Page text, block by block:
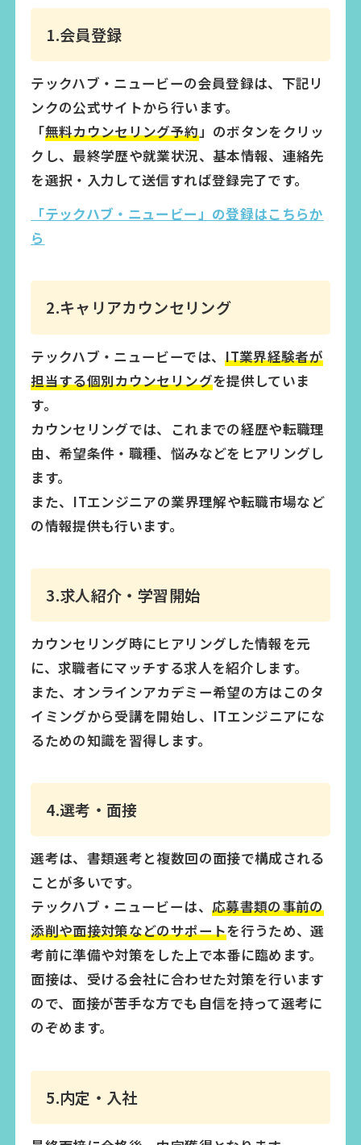
1.会員登録
テックハブ・ニュービーの会員登録は、下記リ
ンクの公式サイトから行います。
「無料カウンセリング予約」のボタンをクリッ
クし、最終学歴や就業状況、基本情報、連絡先
を選択・入力して送信すれば登録完了です。
「テックハブ・ニュービー」の登録はこちらか
ら
2.キャリアカウンセリング
テックハブ・ニュービーでは、IT業界経験者が
担当する個別カウンセリングを提供していま
す。
カウンセリングでは、これまでの経歴や転職理
由、希望条件・職種、悩みなどをヒアリングし
ます。
また、ITエンジニアの業界理解や転職市場など
の情報提供も行います。
3.求人紹介・学習開始
カウンセリング時にヒアリングした情報を元
に、求職者にマッチする求人を紹介します。
また、オンラインアカデミー希望の方はこのタ
イミングから受講を開始し、ITエンジニアにな
るための知識を習得します。
4.選考・面接
選考は、書類選考と複数回の面接で構成される
ことが多いです。
テックハブ・ニュービーは、 応募書類の事前の
添削や面接対策などのサポートを行うため、選
考前に準備や対策をした上で本番に臨めます。
面接は、受ける会社に合わせた対策を行います
ので、面接が苦手な方でも自信を持って選考に
のぞめます。
5.内定・入社